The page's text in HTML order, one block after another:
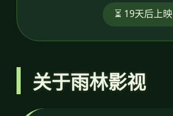
⏳ 19天后上映
关于雨林影视